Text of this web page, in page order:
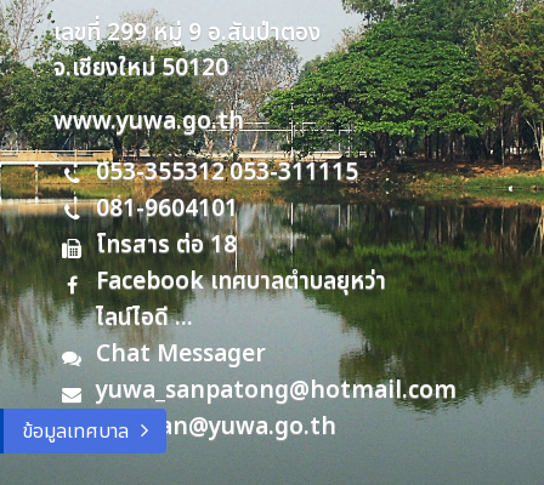
ข้อมูลเทศบาล
เลขที่ 299 หมู่ 9 อ.สันป่าตอง
จ.เชียงใหม่ 50120
www.yuwa.go.th
053-355312,053-311115
081-9604101
โทรสาร ต่อ 18
Facebook เทศบาลตำบลยุหว่า
ไลน์ไอดี ...
Chat Messager
yuwa_sanpatong@hotmail.com
saraban@yuwa.go.th